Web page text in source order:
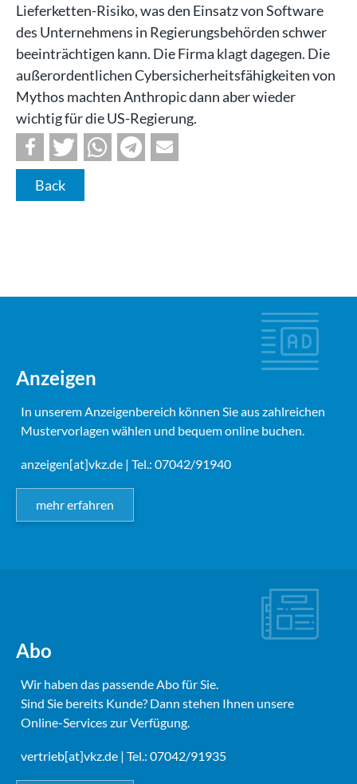
Lieferketten-Risiko, was den Einsatz von Software
des Unternehmens in Regierungsbehörden schwer
beeinträchtigen kann. Die Firma klagt dagegen. Die
außerordentlichen Cybersicherheitsfähigkeiten von
Mythos machten Anthropic dann aber wieder
wichtig für die US-Regierung.
Back
Anzeigen
In unserem Anzeigenbereich können Sie aus zahlreichen
Mustervorlagen wählen und bequem online buchen.
anzeigen[at]vkz.de | Tel.: 07042/91940
mehr erfahren
Abo
Wir haben das passende Abo für Sie.
Sind Sie bereits Kunde? Dann stehen Ihnen unsere
Online-Services zur Verfügung.
vertrieb[at]vkz.de | Tel.: 07042/91935